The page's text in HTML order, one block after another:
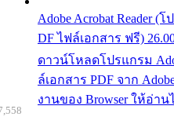
Adobe Acrobat Reader
DF ไฟล์เอกสาร ฟรี)
ดาวน์โหลดโปรแกรม
ล์เอกสาร PDF จาก
งานของ Browser ให้อ่าน